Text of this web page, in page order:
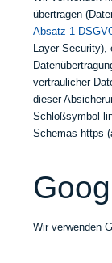
übertragen
Absatz 1
Layer Security),
vertraulicher
dieser
Schloßsymbol
Schemas https
Wir verwenden